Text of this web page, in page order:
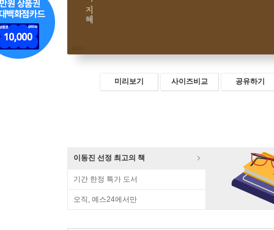
미리보기 사이즈비교 공유하기
이동진 선정 최고의 책
기간 한정 특가 도서
오직, 예스24에서만